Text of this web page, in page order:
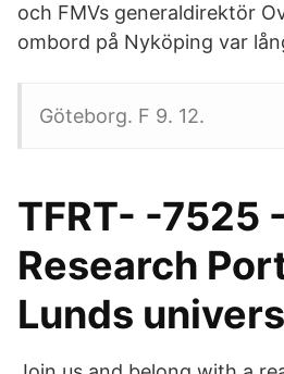
och FMVs generaldirektör
ombord på Nyköping var
Göteborg. F 9. 12.
TFRT- -7525
Research
Lunds